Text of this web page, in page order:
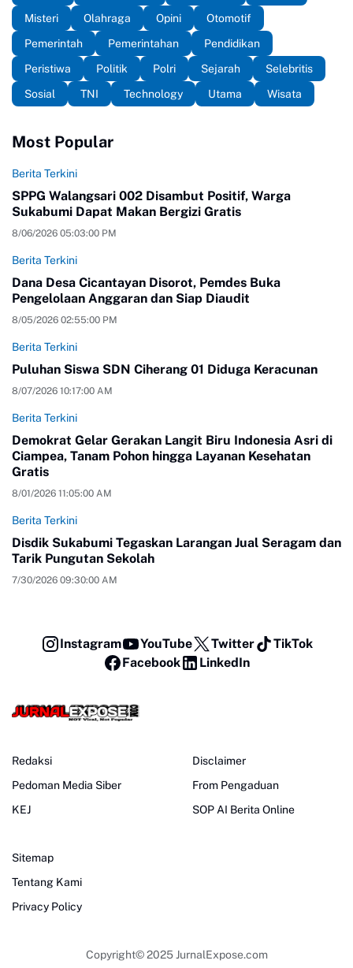
Misteri
Olahraga Opini
Otomotif
Pemerintah
Pemerintahan
Pendidikan
Peristiwa
Politik Polri Sejarah
Selebritis
Sosial
TNI Technology Utama Wisata
Most Popular
Berita Terkini
SPPG Walangsari 002 Disambut Positif, Warga
Sukabumi Dapat Makan Bergizi Gratis
8/06/2026 05:03:00 PM
Berita Terkini
Dana Desa Cicantayan Disorot, Pemdes Buka
Pengelolaan Anggaran dan Siap Diaudit
8/05/2026 02:55:00 PM
Berita Terkini
Puluhan Siswa SDN Ciherang 01 Diduga Keracunan
8/07/2026 10:17:00 AM
Berita Terkini
Demokrat Gelar Gerakan Langit Biru Indonesia Asri di
Ciampea, Tanam Pohon hingga Layanan Kesehatan
Gratis
8/01/2026 11:05:00 AM
Berita Terkini
Disdik Sukabumi Tegaskan Larangan Jual Seragam dan
Tarik Pungutan Sekolah
7/30/2026 09:30:00 AM
Instagram YouTube Twitter
TikTok
Facebook
LinkedIn
Redaksi
Pedoman Media Siber
KEJ
Disclaimer
From Pengaduan
SOP AI Berita Online
Sitemap
Tentang Kami
Privacy Policy
Copyright© 2025 JurnalExpose.com